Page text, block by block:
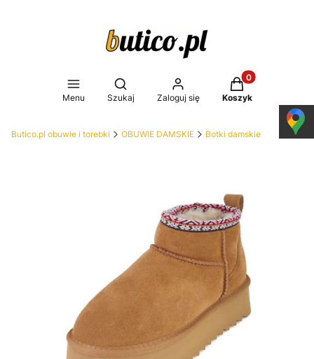
Menu
Otwórz wyszukiwarkę
Szukaj Zaloguj się
Produkty w
Koszyk
Butico.pl obuwie i torebki OBUWIE DAMSKIE Botki damskie